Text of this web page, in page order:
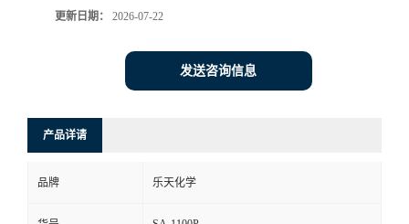
系
更新日期： 2026-07-22
发送咨询信息
产品详请
品牌 乐天化学